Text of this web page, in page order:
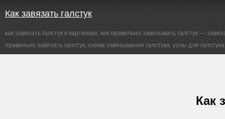
Как завязать галстук
как завязать галстук в картинках, как правильно завязывать галстук —
правильно завязать галстук, схема завязывания галстука, узлы для галстука
Как